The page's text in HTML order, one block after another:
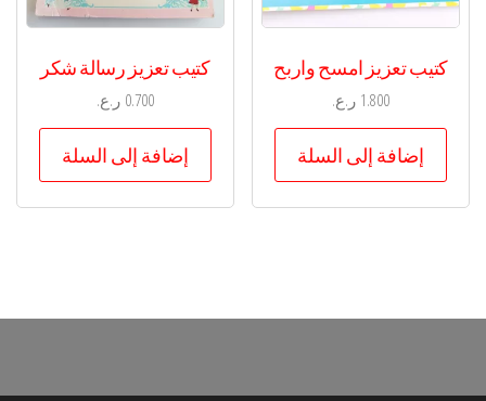
كتيب تعزيز امسح واربح
1.800 ر.ع.
إضافة إلى السلة
كتيب تعزيز رسالة شكر
0.700 ر.ع.
إضافة إلى السلة